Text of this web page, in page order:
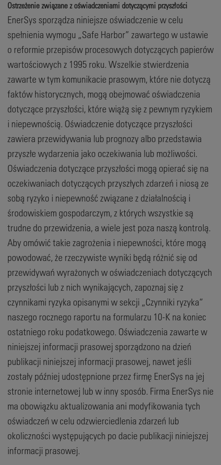
Ostrzeżenie związane z oświadczeniami dotyczącymi przyszłości
EnerSys sporządza niniejsze oświadczenie w celu
spełnienia wymogu „Safe Harbor” zawartego w ustawie
o reformie przepisów procesowych dotyczących papierów
wartościowych z 1995 roku. Wszelkie stwierdzenia
zawarte w tym komunikacie prasowym, które nie dotyczą
faktów historycznych, mogą obejmować oświadczenia
dotyczące przyszłości, które wiążą się z pewnym ryzykiem
i niepewnością. Oświadczenie dotyczące przyszłości
zawiera przewidywania lub prognozy albo przedstawia
przyszłe wydarzenia jako oczekiwania lub możliwości.
Oświadczenia dotyczące przyszłości mogą opierać się na
oczekiwaniach dotyczących przyszłych zdarzeń i niosą ze
sobą ryzyko i niepewność związane z działalnością i
środowiskiem gospodarczym, z których wszystkie są
trudne do przewidzenia, a wiele jest poza naszą kontrolą.
Aby omówić takie zagrożenia i niepewności, które mogą
powodować, że rzeczywiste wyniki będą różnić się od
przewidywań wyrażonych w oświadczeniach dotyczących
przyszłości lub z nich wynikających, zapoznaj się z
czynnikami ryzyka opisanymi w sekcji „Czynniki ryzyka”
naszego rocznego raportu na formularzu 10-K na koniec
ostatniego roku podatkowego. Oświadczenia zawarte w
niniejszej informacji prasowej sporządzono na dzień
publikacji niniejszej informacji prasowej, nawet jeśli
zostały później udostępnione przez firmę EnerSys na jej
stronie internetowej lub w inny sposób. Firma EnerSys nie
ma obowiązku aktualizowania ani modyfikowania tych
oświadczeń w celu odzwierciedlenia zdarzeń lub
okoliczności występujących po dacie publikacji niniejszej
informacji prasowej.